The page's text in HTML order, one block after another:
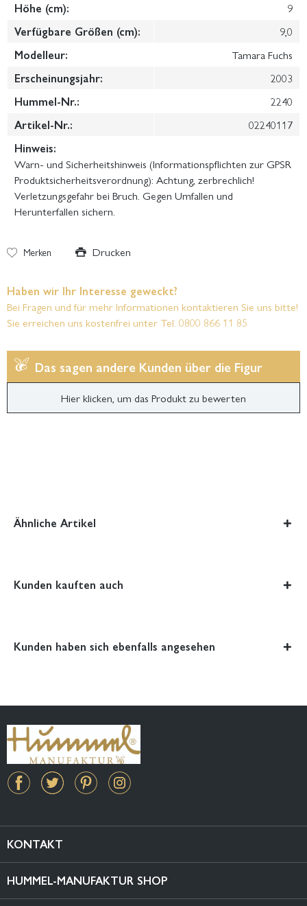
Höhe (cm):
9
Verfügbare Größen (cm):
9,0
Modelleur:
Tamara Fuchs
Erscheinungsjahr:
2003
Hummel-Nr.:
2240
Artikel-Nr.:
02240117
Hinweis:
Warn- und Sicherheitshinweis (Informationspflichten zur GPSR
Produktsicherheitsverordnung): Achtung, zerbrechlich!
Verletzungsgefahr bei Bruch. Gegen Umfallen und
Herunterfallen sichern.
Merken Drucken
Haben wir Ihr Interesse geweckt?
Bei Fragen und für mehr Informationen kontaktieren Sie uns bitte!
Sie erreichen uns kostenfrei unter Tel. 0800 866 11 85
Das sagen andere Kunden über die Figur
Hier klicken, um das Produkt zu bewerten
Ähnliche Artikel
Kunden kauften auch
Kunden haben sich ebenfalls angesehen
KONTAKT
HUMMEL-MANUFAKTUR SHOP